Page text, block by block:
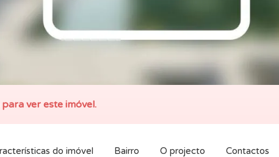
ver este imóvel.
do imóvel Bairro O projecto Contactos